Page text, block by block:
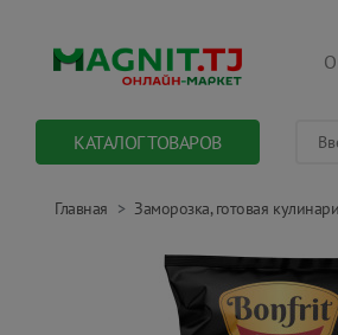
КАТАЛОГ ТОВАРОВ
Главная Заморозка, готовая